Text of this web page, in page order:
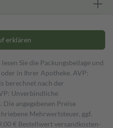
erklären
Sie die Packungsbeilage und
in Ihrer Apotheke. AVP:
berechnet nach der
Unverbindliche
angegebenen Preise
Mehrwertsteuer, ggf.
€ Bestell­wert versand­kosten­